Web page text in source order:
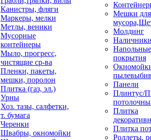
Канистры, фляги
Маркеры, мелки
Метлы, веники
Мусорные
контейнеры
Мыло, прогресс,
чистящие ср-ва
Пленки, пакеты,
мешки, поролон
Плитка (газ, эл.)
Урны
Хоз. тазы, салфетки,
т. бумага
Черенки
Швабры, окномойки
Мешки для
Молдинг
Напольные
покрытия
Панели
Плинтус/
Плитка
Плитка
Роллеты,